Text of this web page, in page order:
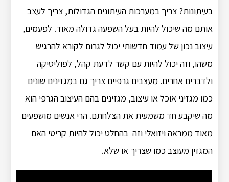
בעיתונות? צריך במערכות העיתונים הגדולות, צריך לעצב
אותם מה שיכול להיות בעל השפעה גדולה מאוד. לפעמים,
עיצוב נכון של עמוד חדשותי יכול לגרום לקורא להרגיש
משהו, וזה יכול להיות עם קשר לדעת קהל, לפוליטיקה
ולדברים אחרים. מעצבים גרפיים צריך גם במגזינים שונים
כמו מגזיני אוכל או עיצוב, מגזינים בהם העיצוב הגרפי הוא
מה שיקבע חד משמעית את הצלחתם. הרי אנשים מושפעים
מאוד ממראה ויזואלי וזה בהחלט יכול להיות קריטי האם
המגזין מעוצב כמו שצריך או שלא.